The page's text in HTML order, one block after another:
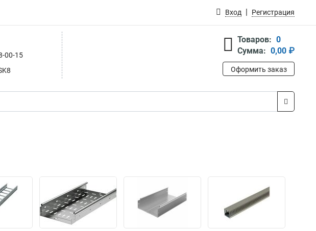
Вход Регистрация
00-15
Товаров: 0
Сумма: 0,00 ₽
Оформить заказ